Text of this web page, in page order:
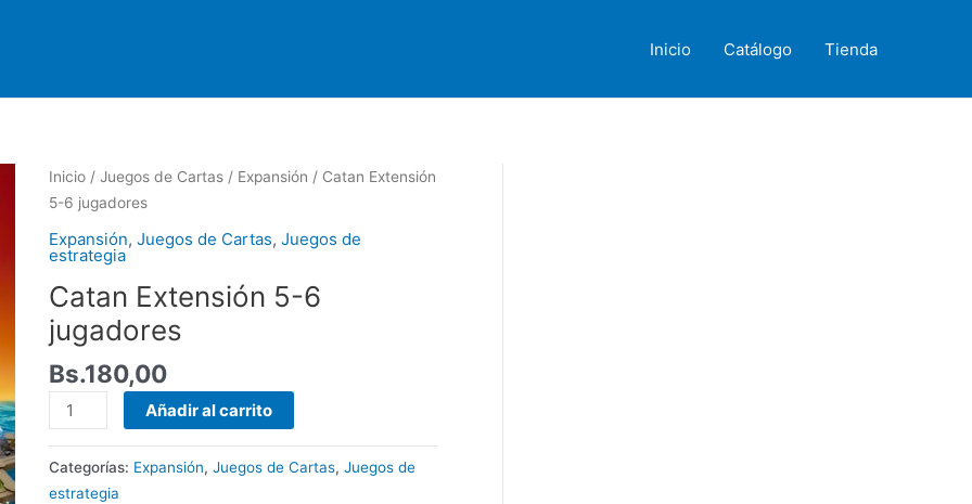
Inicio Catálogo Tienda
Inicio/ Juegos de Cartas/ Expansión / Catan Extensión
5-6 jugadores
Expansión, Juegos de Cartas, Juegos de
estrategia
Catan Extensión 5-6
jugadores
Bs.180,00
Catan
Extensión
6
cantidad
Añadir al carrito
Categorías: Expansión, Juegos de Cartas, Juegos de
estrategia